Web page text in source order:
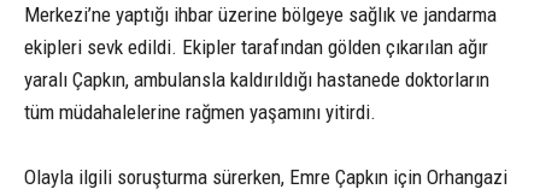
Merkezi’ne yaptığı ihbar üzerine bölgeye sağlık ve jandarma
ekipleri sevk edildi. Ekipler tarafından gölden çıkarılan ağır
yaralı Çapkın, ambulansla kaldırıldığı hastanede doktorların
tüm müdahalelerine rağmen yaşamını yitirdi.
Olayla ilgili soruşturma sürerken, Emre Çapkın için Orhangazi